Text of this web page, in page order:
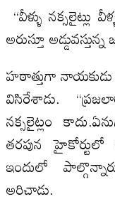
“వీళ్ళు నక్సలైట్లు
అరుస్తూ
హఠాత్తుగా
విసిరేశాడు.
నక్సలైట్లం
తరపున
ఇందులో
అరిచాడు.